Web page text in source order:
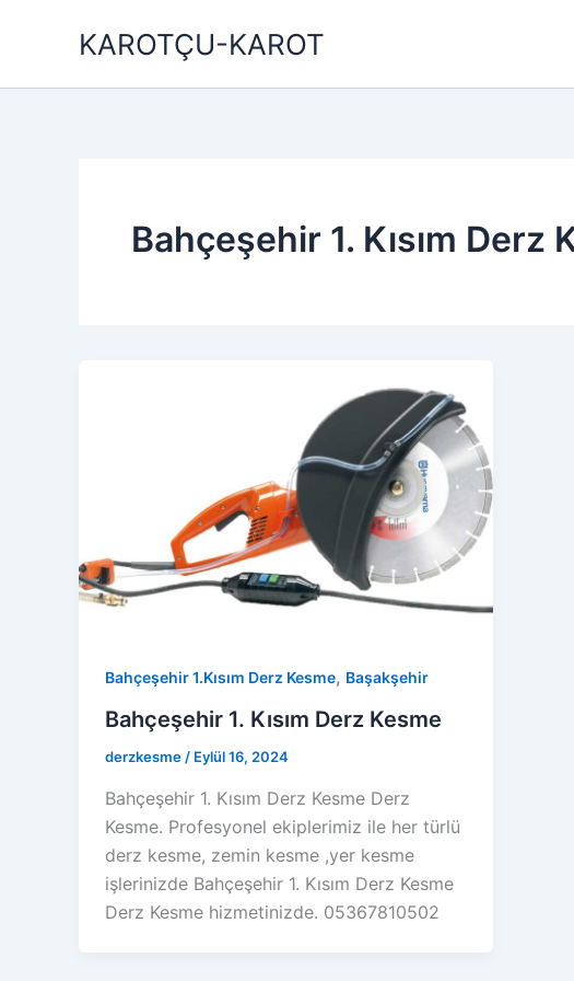
KAROTÇU-KAROT
Bahçeşehir 1. Kısım Derz
Bahçeşehir 1.Kısım Derz Kesme, Başakşehir
Bahçeşehir 1. Kısım Derz Kesme
derzkesme/ Eylül 16, 2024
Bahçeşehir 1. Kısım Derz Kesme Derz
Kesme. Profesyonel ekiplerimiz ile her türlü
derz kesme, zemin kesme ,yer kesme
işlerinizde Bahçeşehir 1. Kısım Derz Kesme
Derz Kesme hizmetinizde. 05367810502